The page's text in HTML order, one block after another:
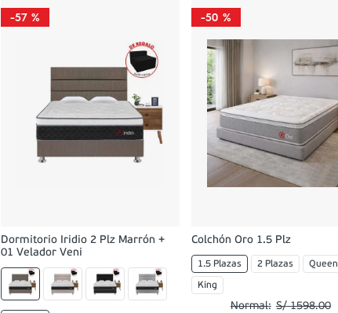
-57 %
Dormitorio Iridio 2 Plz Marrón +
01 Velador Veni
-50 %
Colchón Oro 1.5 Plz
1.5 Plazas 2 Plazas Queen
King
S/ 1598.00